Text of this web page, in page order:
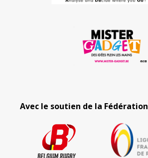
Avec le soutien de la